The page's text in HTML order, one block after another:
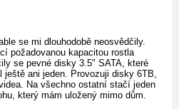
se mi dlouhodobě neosvědčily.
požadovanou kapacitou rostla
se pevné disky 3.5" SATA, které
ještě ani jeden. Provozuji disky 6TB,
Na všechno ostatní stačí jeden
který mám uložený mimo dům.